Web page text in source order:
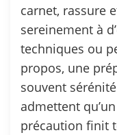
carnet, rassure
sereinement à
techniques ou
propos, une
souvent
admettent
précaution finit